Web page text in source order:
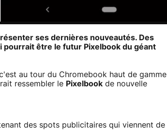
ses dernières nouveautés. Des
pourrait être le futur Pixelbook du géant
au tour du Chromebook haut de gamme
ressembler le Pixelbook de nouvelle
des spots publicitaires qui viennent de